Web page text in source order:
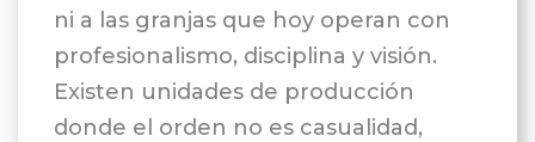
ni a las granjas que hoy operan con
profesionalismo, disciplina y visión.
Existen unidades de producción
donde el orden no es casualidad,